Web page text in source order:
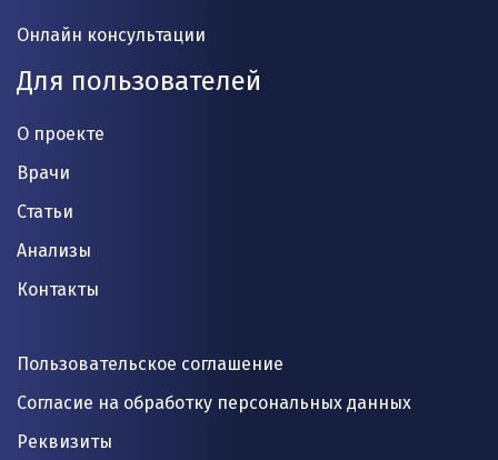
Онлайн консультации
Для пользователей
О проекте
Врачи
Статьи
Анализы
Контакты
Пользовательское соглашение
Согласие на обработку персональных данных
Реквизиты